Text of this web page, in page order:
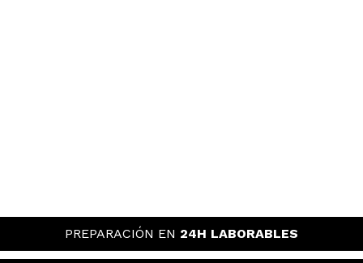
PREPARACIÓN EN 24H LABORABLES